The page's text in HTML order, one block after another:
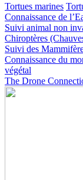
Tortues marines
Connaissance de
Suivi animal non
Chiroptères
Suivi des
Connaissance du
végétal
The Drone